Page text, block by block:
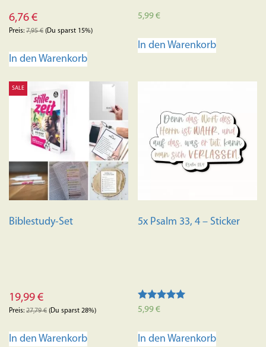
6,76 €
Preis: 7,95€ (Du sparst 15%)
In den Warenkorb
5,99€
In den Warenkorb
SALE
Biblestudy-Set
19,99 €
Preis: 27,79€ (Du sparst 28%)
In den Warenkorb
5x Psalm 33, 4 – Sticker
Bewertet mit
5,99€
In den Warenkorb